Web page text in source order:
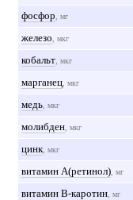
фосфор , мг
железо , мкг
кобальт, мкг
марганец, мкг
медь, мкг
молибден, мкг
цинк, мкг
витамин А(ретинол), мг
витамин B-каротин, мг